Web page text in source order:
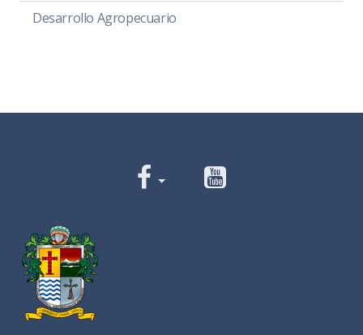
Desarrollo Agropecuario